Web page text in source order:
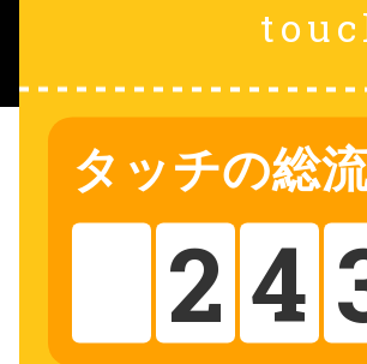
タッチの総
2 4